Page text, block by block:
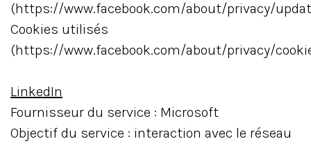
(https://www.facebook.com/about/privacy/
Cookies utilisés
(https://www.facebook.com/about/privacy/
LinkedIn
Fournisseur du service : Microsoft
Objectif du service : interaction avec le réseau